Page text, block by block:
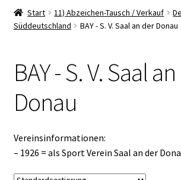
Start 11) Abzeichen-Tausch / Verkauf
Süddeutschland
BAY - S. V. Saal an der Donau
BAY - S. V. Saal
Donau
Vereinsinformationen:
– 1926 = als Sport Verein Saal an der